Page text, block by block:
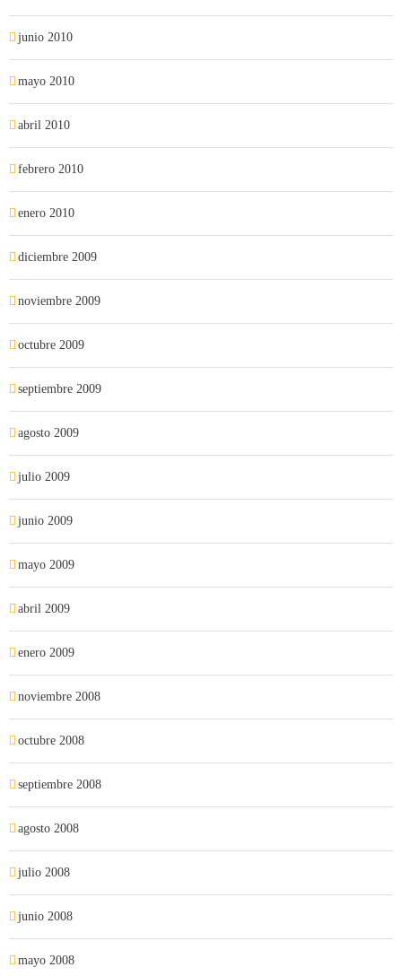
junio 2010
mayo 2010
abril 2010
febrero 2010
enero 2010
diciembre 2009
noviembre 2009
octubre 2009
septiembre 2009
agosto 2009
julio 2009
junio 2009
mayo 2009
abril 2009
enero 2009
noviembre 2008
octubre 2008
septiembre 2008
agosto 2008
julio 2008
junio 2008
mayo 2008